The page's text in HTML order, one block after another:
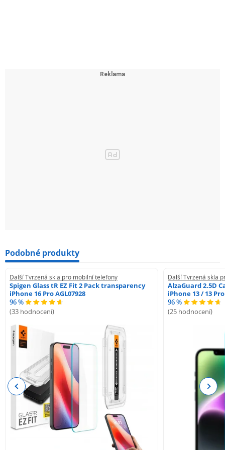
Podobné produkty
Další Tvrzená skla pro mobilní telefony
Spigen Glass tR EZ Fit 2 Pack transparency
iPhone 16 Pro AGL07928
96 %
(33 hodnocení)
Další Tvrzená skla
AlzaGuard 2.5D
iPhone 13 / 13 Pro
96 %
(25 hodnocení)
Previous Next